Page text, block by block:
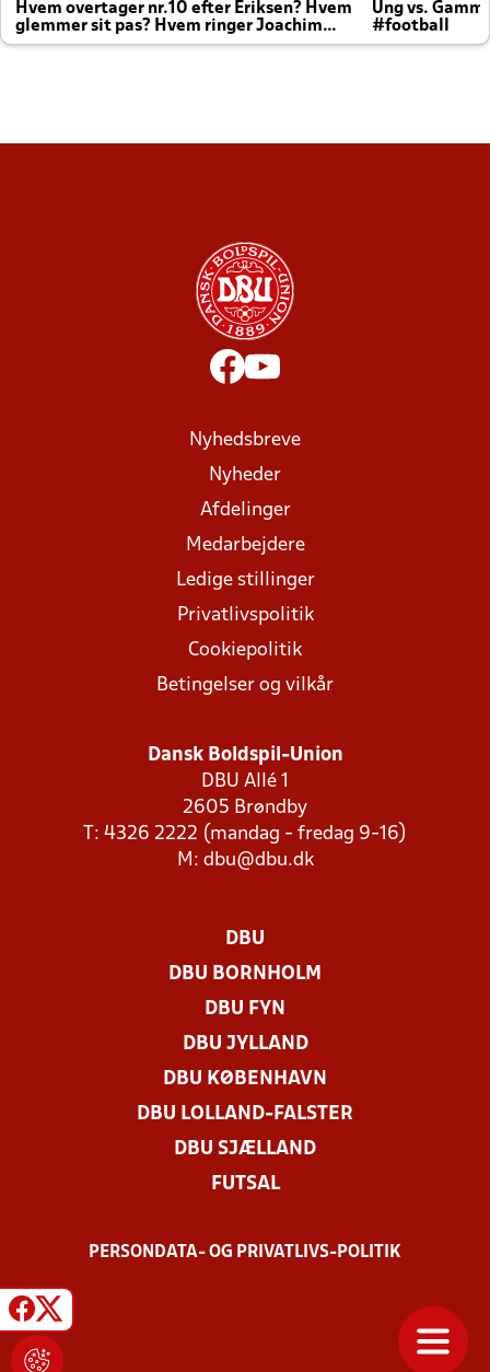
Hvem overtager nr.10 efter Eriksen? Hvem
glemmer sit pas? Hvem ringer Joachim
altid til efter kampe?
Ung vs.
#football
Nyhedsbreve
Nyheder
Afdelinger
Medarbejdere
Ledige stillinger
Privatlivspolitik
Cookiepolitik
Betingelser og vilkår
Dansk Boldspil-Union
DBU Allé 1
2605 Brøndby
T: 4326 2222 (mandag - fredag 9-16)
M: dbu@dbu.dk
DBU
DBU BORNHOLM
DBU FYN
DBU JYLLAND
DBU KØBENHAVN
DBU LOLLAND-FALSTER
DBU SJÆLLAND
FUTSAL
PERSONDATA- OG PRIVATLIVS-POLITIK